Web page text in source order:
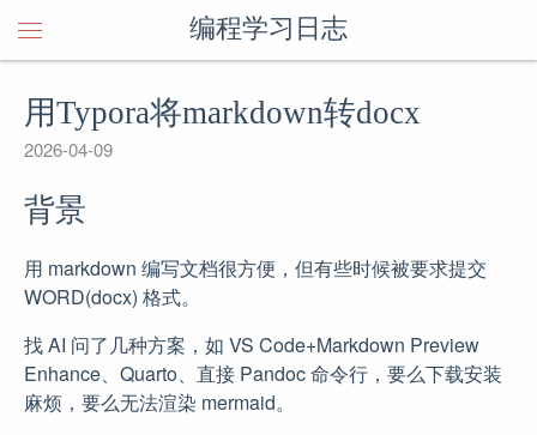
编程学习日志
用Typora将markdown转docx
2026-04-09
背景
用 markdown 编写文档很方便，但有些时候被要求提交
WORD(docx) 格式。
找 AI 问了几种方案，如 VS Code+Markdown Preview
Enhance、Quarto、直接 Pandoc 命令行，要么下载安装
麻烦，要么无法渲染 mermaid。